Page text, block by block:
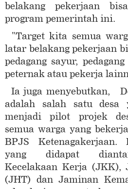
belakang
pekerjaan
program pemerintah ini.
"Target kita semua
latar belakang pekerjaan
pedagang sayur,
peternak atau pekerja
Ia juga menyebutkan,
adalah salah satu desa
menjadi pilot projek
semua warga yang
BPJS Ketenagakerjaan.
yang didapat
Kecelakaan Kerja (JKK),
(JHT) dan Jaminan